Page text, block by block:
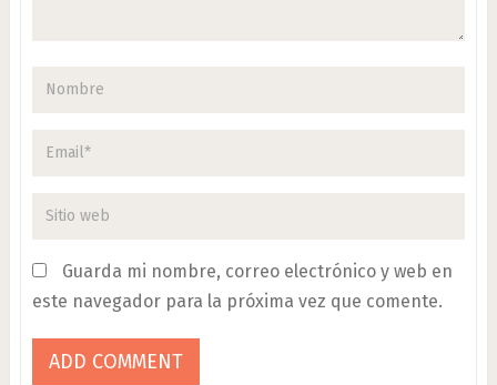
Guarda mi nombre, correo electrónico y web en
este navegador para la próxima vez que comente.